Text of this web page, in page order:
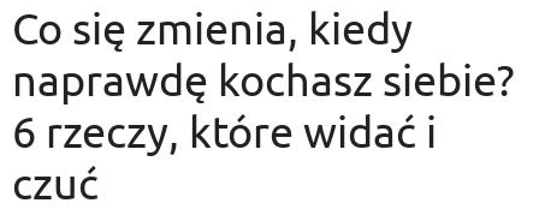
Co się zmienia, kiedy
naprawdę kochasz siebie?
6 rzeczy, które widać i
czuć